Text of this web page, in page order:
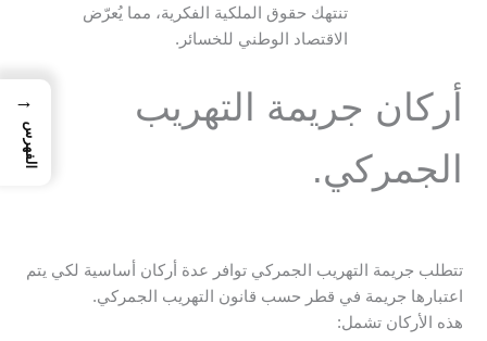
تنتهك حقوق الملكية الفكرية، مما يُعرّض
الاقتصاد الوطني للخسائر.
أركان جريمة التهريب
الجمركي.
تتطلب جريمة التهريب الجمركي توافر عدة أركان أساسية لكي يتم
اعتبارها جريمة في قطر حسب قانون التهريب الجمركي.
هذه الأركان تشمل:
→
الفهرس